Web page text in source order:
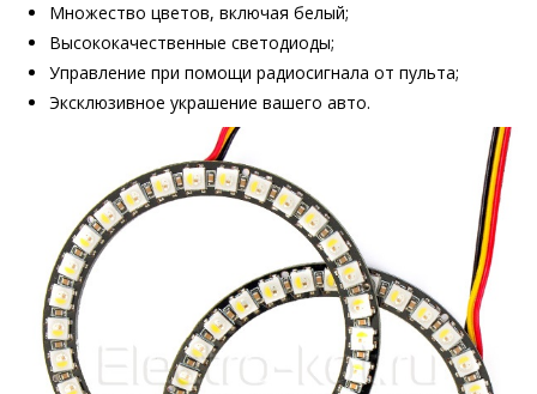
Множество цветов, включая белый;
Высококачественные светодиоды;
Управление при помощи радиосигнала от пульта;
Эксклюзивное украшение вашего авто.